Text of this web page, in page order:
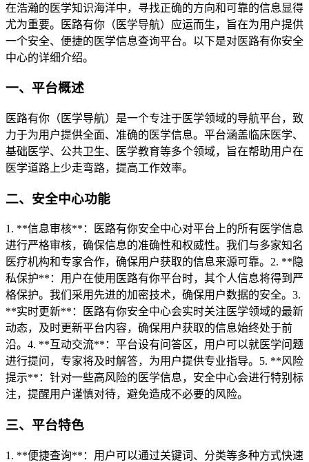
在浩瀚的医学知识海洋中，寻找正确的方向和可靠的信息显得
尤为重要。医路有你（医学导航）应运而生，旨在为用户提供
一个安全、便捷的医学信息查询平台。以下是对医路有你安全
中心的详细介绍。
一、平台概述
医路有你（医学导航）是一个专注于医学领域的导航平台，致
力于为用户提供全面、准确的医学信息。平台涵盖临床医学、
基础医学、公共卫生、医学教育等多个领域，旨在帮助用户在
医学道路上少走弯路，提高工作效率。
二、安全中心功能
1. **信息审核**：医路有你安全中心对平台上的所有医学信息
进行严格审核，确保信息的准确性和权威性。我们与多家知名
医疗机构和专家合作，确保用户获取的信息来源可靠。2. **隐
私保护**：用户在使用医路有你平台时，其个人信息将得到严
格保护。我们采用先进的加密技术，确保用户数据的安全。3.
**实时更新**：医路有你安全中心会实时关注医学领域的最新
动态，及时更新平台内容，确保用户获取的信息始终处于前
沿。4. **互动交流**：平台设有问答区，用户可以就医学问题
进行提问，专家将及时解答，为用户提供专业指导。5. **风险
提示**：针对一些高风险的医学信息，安全中心会进行特别标
注，提醒用户谨慎对待，避免造成不必要的风险。
三、平台特色
1. **便捷查询**：用户可以通过关键词、分类等多种方式快速